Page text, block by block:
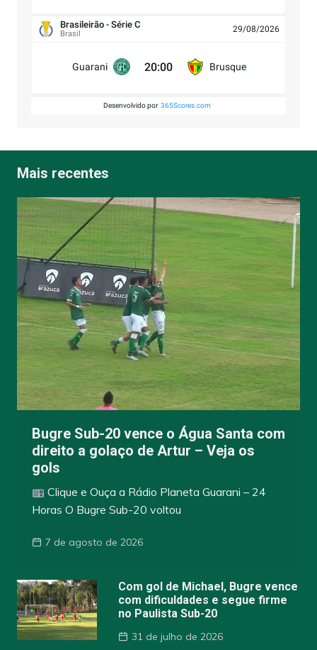
Brasileirão - Série C
Brasil 29/08/2026
Guarani 20:00 Brusque
Desenvolvido por 365Scores.com
Mais recentes
Bugre Sub-20 vence o Água Santa com
direito a golaço de Artur – Veja os
gols
Clique e Ouça a Rádio Planeta Guarani – 24
Horas O Bugre Sub-20 voltou
7 de agosto de 2026
Com gol de Michael, Bugre vence
com dificuldades e segue firme
no Paulista Sub-20
31 de julho de 2026